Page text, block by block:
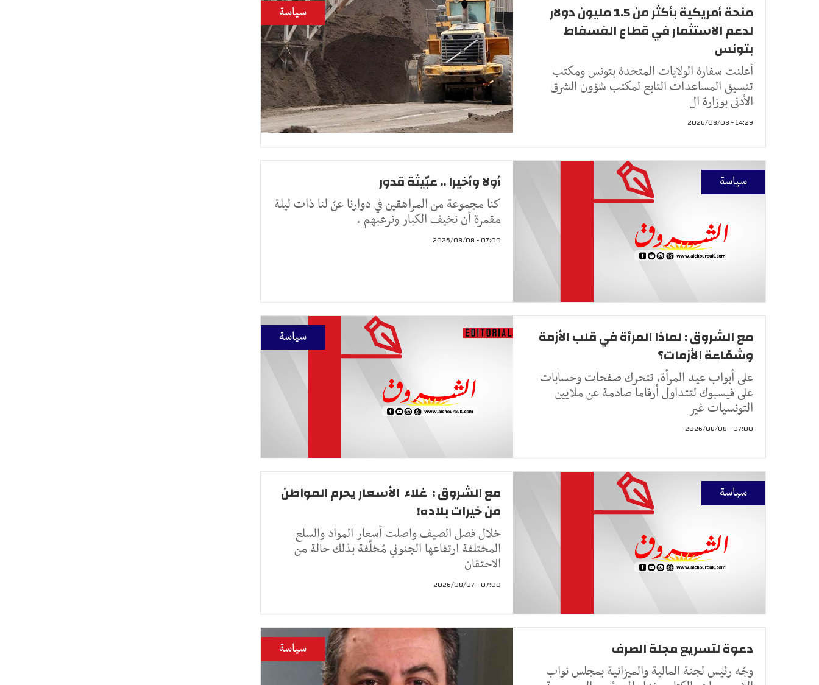
سياسة
منحة أمريكية بأكثر من 1.5 مليون دولار
لدعم الاستثمار في قطاع الفسفاط
بتونس
أعلنت سفارة الولايات المتحدة بتونس ومكتب
تنسيق المساعدات التابع لمكتب شؤون الشرق
الأدنى بوزارة ال
14:29 - 2026/08/08
سياسة أولا وأخيرا .. عبّيثة قدور
كنا مجموعة من المراهقين في دوارنا عنّ لنا ذات ليلة
مقمرة أن نخيف الكبار ونرعبهم .
07:00 - 2026/08/08
سياسة
مع الشروق : لماذا المرأة في قلب الأزمة
وشمّاعة الأزمات؟
على أبواب عيد المرأة، تتحرك صفحات وحسابات
على فيسبوك لتتداول أرقاما صادمة عن ملايين
التونسيات غير
07:00 - 2026/08/08
سياسة
مع الشروق : غلاء الأسعار يحرم المواطن
من خيرات بلاده!
خلال فصل الصيف واصلت أسعار المواد والسلع
المختلفة ارتفاعها الجنوني مُخلّفة بذلك حالة من
الاحتقان
07:00 - 2026/08/07
سياسة دعوة لتسريع مجلة الصرف
وجّه رئيس لجنة المالية والميزانية بمجلس نواب